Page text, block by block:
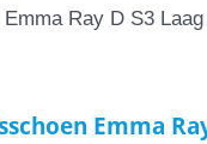
Ray D S3 Laag
Emma